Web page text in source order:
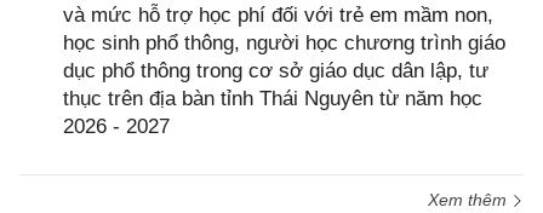
và mức hỗ trợ học phí đối với trẻ em mầm non,
học sinh phổ thông, người học chương trình giáo
dục phổ thông trong cơ sở giáo dục dân lập, tư
thục trên địa bàn tỉnh Thái Nguyên từ năm học
2026 - 2027
Xem thêm